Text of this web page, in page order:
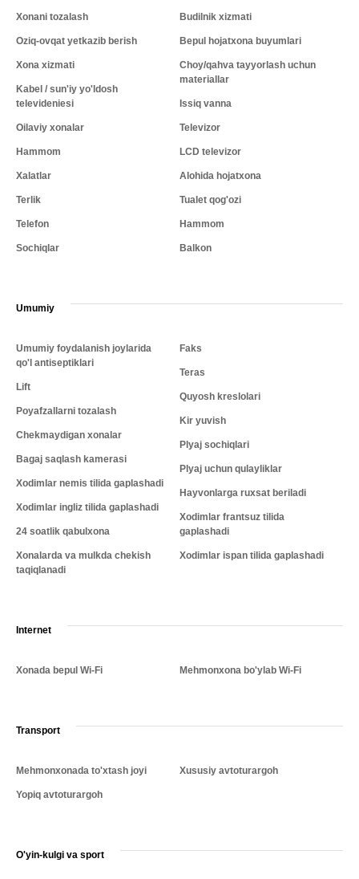
Xonani tozalash
Oziq-ovqat yetkazib berish
Xona xizmati
Kabel / sun'iy yo'ldosh
televideniesi
Oilaviy xonalar
Hammom
Xalatlar
Terlik
Telefon
Sochiqlar
Budilnik xizmati
Bepul hojatxona buyumlari
Choy/qahva tayyorlash uchun
materiallar
Issiq vanna
Televizor
LCD televizor
Alohida hojatxona
Tualet qog'ozi
Hammom
Balkon
Umumiy
Umumiy foydalanish joylarida
qo'l antiseptiklari
Lift
Poyafzallarni tozalash
Chekmaydigan xonalar
Bagaj saqlash kamerasi
Xodimlar nemis tilida gaplashadi
Xodimlar ingliz tilida gaplashadi
24 soatlik qabulxona
Xonalarda va mulkda chekish
taqiqlanadi
Faks
Teras
Quyosh kreslolari
Kir yuvish
Plyaj sochiqlari
Plyaj uchun qulayliklar
Hayvonlarga ruxsat beriladi
Xodimlar frantsuz tilida
gaplashadi
Xodimlar ispan tilida gaplashadi
Internet
Xonada bepul Wi-Fi Mehmonxona bo'ylab Wi-Fi
Transport
Mehmonxonada to'xtash joyi
Yopiq avtoturargoh
Xususiy avtoturargoh
O'yin-kulgi va sport